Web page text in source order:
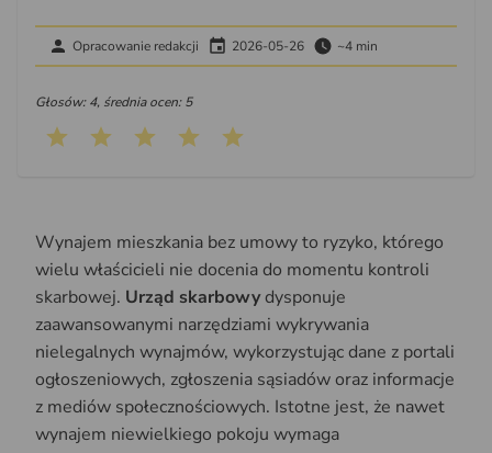
Opracowanie redakcji 2026-05-26 ~4 min
Głosów: 4, średnia ocen: 5
Wynajem mieszkania bez umowy to ryzyko, którego
wielu właścicieli nie docenia do momentu kontroli
skarbowej. Urząd skarbowydysponuje
zaawansowanymi narzędziami wykrywania
nielegalnych wynajmów, wykorzystując dane z portali
ogłoszeniowych, zgłoszenia sąsiadów oraz informacje
z mediów społecznościowych. Istotne jest, że nawet
wynajem niewielkiego pokoju wymaga